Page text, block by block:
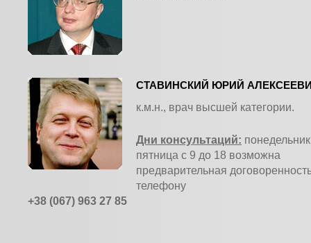
СТАВИНСКИЙ ЮРИЙ
к.м.н., врач высшей категории.
Дни консультаций:
пятница с 9 до 18 возможна
предварительная
телефону
+38 (067) 963 27 85